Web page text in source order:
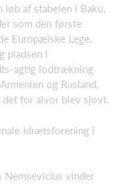
løb af stabelen i Baku,
som den første
Europæiske Lege.
pladsen i
agtig lodtrækning
og Rusland,
det for alvor blev sjovt.
Idrætsforening i
Nemsevicius vinder